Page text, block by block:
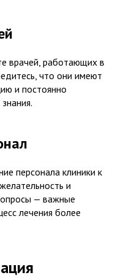
врачей, работающих в
что они имеют
и постоянно
персонала клиники к
и
— важные
лечения более